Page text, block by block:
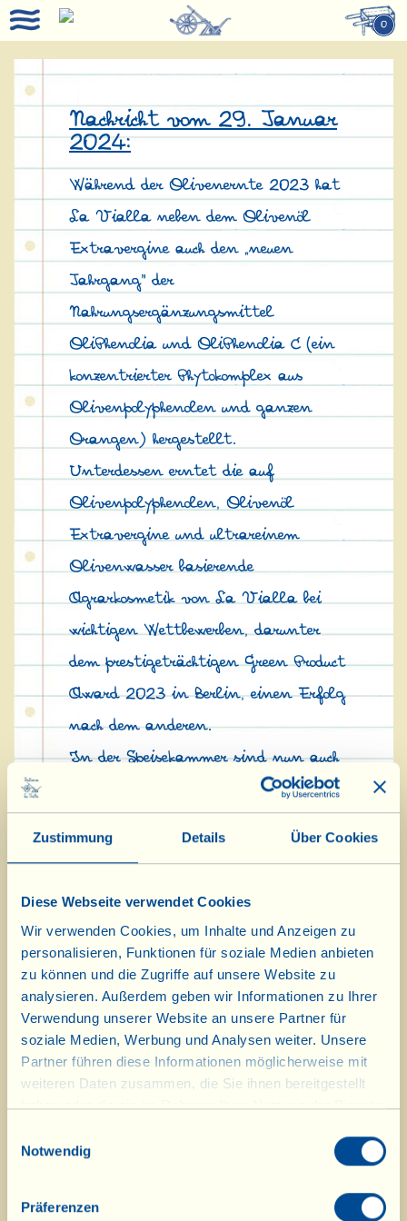
Zustimmung Details Über Cookies
Diese Webseite verwendet Cookies
Wir verwenden Cookies, um Inhalte und Anzeigen zu
personalisieren, Funktionen für soziale Medien anbieten
zu können und die Zugriffe auf unsere Website zu
analysieren. Außerdem geben wir Informationen zu Ihrer
Verwendung unserer Website an unsere Partner für
soziale Medien, Werbung und Analysen weiter. Unsere
Partner führen diese Informationen möglicherweise mit
weiteren Daten zusammen, die Sie ihnen bereitgestellt
haben oder die sie im Rahmen Ihrer Nutzung der Dienste
Notwendig
Präferenzen
0
Nachricht vom 29. Januar
2024:
Während der Olivenernte 2023 hat
La Vialla neben dem Olivenöl
Extravergine auch den „neuen
Jahrgang" der
Nahrungsergänzungsmittel
OliPhenolia und OliPhenolia C (ein
konzentrierter Phytokomplex aus
Olivenpolyphenolen und ganzen
Orangen) hergestellt.
Unterdessen erntet die auf
Olivenpolyphenolen, Olivenöl
Extravergine und ultrareinem
Olivenwasser basierende
Agrarkosmetik von La Vialla bei
wichtigen Wettbewerben, darunter
dem prestigeträchtigen Green Product
Award 2023 in Berlin, einen Erfolg
nach dem anderen.
In der Speisekammer sind nun auch
die hautstraffende Körpercreme und
das Körper-Peeling mit
Olivenkernen.
Um die beiden neuen Produkte zur
Straffung und Verfeinerung der
Haut zu verwirklichen, haben wir
Gärten und auf den Feldern